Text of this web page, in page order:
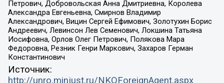
Петрович, Добровольская Анна Дмитриевна, Королева
Александра Евгеньевна, Смирнов Владимир
Александрович, Вицин Сергей Ефимович, Золотухин Борис
Андреевич, Левинсон Лев Семенович, Локшина Татьяна
Иосифовна, Орлов Олег Петрович, Полякова Мара
Федоровна, Резник Генри Маркович, Захаров Герман
Константинович
Источник:
http://unro.minjust.ru/NKOForeignAgent.aspx